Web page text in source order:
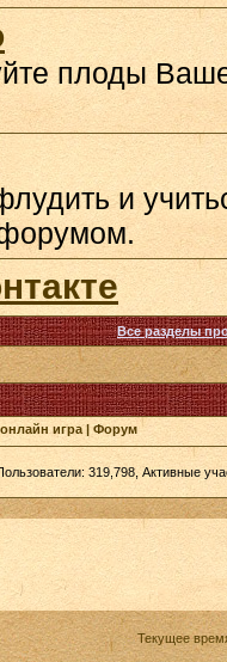
плоды
и
форумом.
Все разделы
игра | Форум
319,798, Активные
Текущее